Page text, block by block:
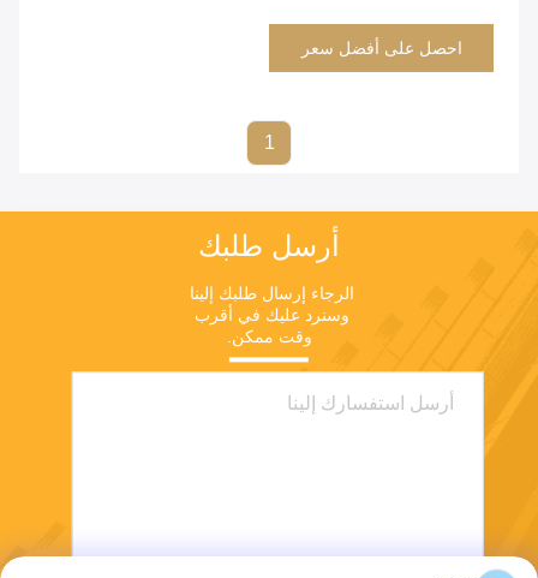
احصل على أفضل سعر
1
أرسل طلبك
وقت ممكن.